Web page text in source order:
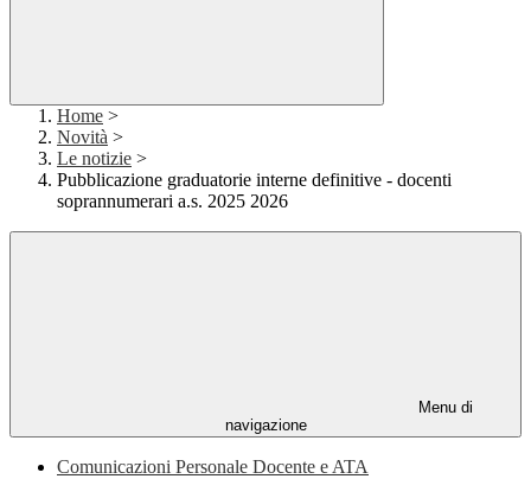
Home >
Novità >
Le notizie >
Pubblicazione graduatorie interne definitive - docenti
soprannumerari a.s. 2025 2026
Menu di
navigazione
Comunicazioni Personale Docente e ATA